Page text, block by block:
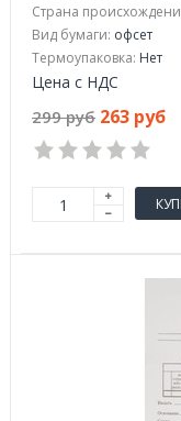
Страна
Вид бумаги: офсeт
Термоупаковка: Нет
Цена с НДС
299 руб 263 руб